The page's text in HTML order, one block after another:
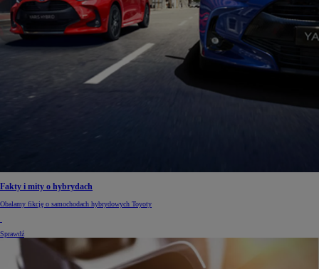
Fakty i mity o hybrydach
Obalamy fikcję o samochodach hybrydowych Toyoty
Sprawdź